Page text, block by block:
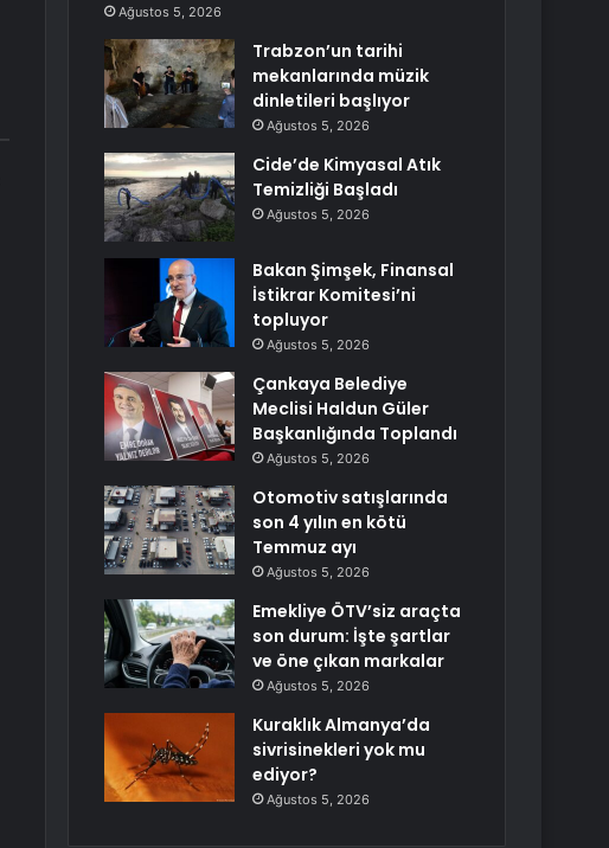
Ağustos 5, 2026
Trabzon’un tarihi
mekanlarında müzik
dinletileri başlıyor
Ağustos 5, 2026
Cide’de Kimyasal Atık
Temizliği Başladı
Ağustos 5, 2026
Bakan Şimşek, Finansal
İstikrar Komitesi’ni
topluyor
Ağustos 5, 2026
Çankaya Belediye
Meclisi Haldun Güler
Başkanlığında Toplandı
Ağustos 5, 2026
Otomotiv satışlarında
son 4 yılın en kötü
Temmuz ayı
Ağustos 5, 2026
Emekliye ÖTV’siz araçta
son durum: İşte şartlar
ve öne çıkan markalar
Ağustos 5, 2026
Kuraklık Almanya’da
sivrisinekleri yok mu
ediyor?
Ağustos 5, 2026